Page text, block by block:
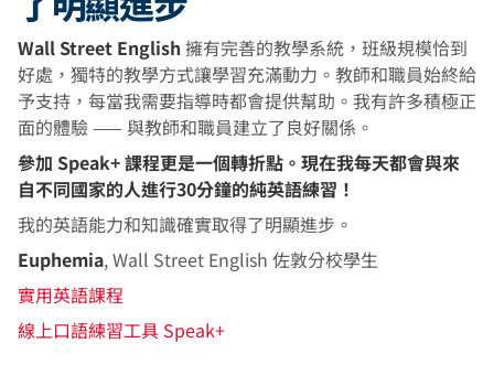
Wall Street English 擁有完善的教學系統，班級規模恰到
好處，獨特的教學方式讓學習充滿動力。教師和職員始終給
予支持，每當我需要指導時都會提供幫助。我有許多積極正
面的體驗 —— 與教師和職員建立了良好關係。
參加 Speak+ 課程更是一個轉折點。現在我每天都會與來
自不同國家的人進行30分鐘的純英語練習！
我的英語能力和知識確實取得了明顯進步。
Euphemia, Wall Street English 佐敦分校學生
實用英語課程
線上口語練習工具 Speak+